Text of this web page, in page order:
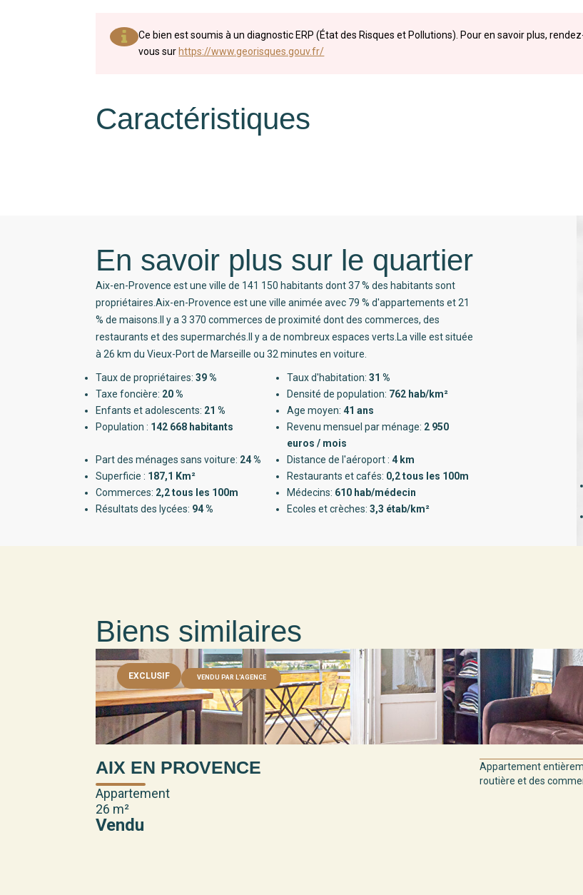
Ce bien est soumis à un diagnostic ERP (État des Risques et Pollutions). Pour en savoir plus,
vous surhttps://www.georisques.gouv.fr/
Caractéristiques
En savoir plus sur le quartier
Aix-en-Provence est une ville de 141 150 habitants dont 37 % des habitants sont
propriétaires.Aix-en-Provence est une ville animée avec 79 % d'appartements et 21
% de maisons.Il y a 3 370 commerces de proximité dont des commerces, des
restaurants et des supermarchés.Il y a de nombreux espaces verts.La ville est située
à 26 km du Vieux-Port de Marseille ou 32 minutes en voiture.
Taux de propriétaires:39 % Taux d'habitation:31 %
Taxe foncière: 20 % Densité de population: 762 hab/km²
Enfants et adolescents: 21 % Age moyen:41 ans
Population : 142 668 habitants Revenu mensuel par ménage: 2 950
euros / mois
Part des ménages sans voiture: 24 % Distance de l'aéroport :4 km
Superficie : 187,1 Km² Restaurants et cafés: 0,2 tous les 100m
Commerces: 2,2 tous les 100m Médecins: 610 hab/médecin
Résultats des lycées: 94 % Ecoles et crèches:3,3 étab/km²
Biens similaires
EXCLUSIF VENDU PAR L'AGENCE
AIX EN PROVENCE
Appartement
26 m²
Vendu
Appartement
routière et des